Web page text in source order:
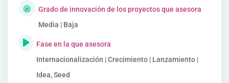
Grado de innovación de los proyectos que asesora
Media | Baja
Fase en la que asesora
Internacionalización | Crecimiento | Lanzamiento |
Idea, Seed